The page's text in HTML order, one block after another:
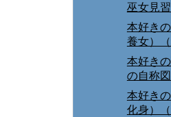
巫女見
本好き
養女）
本好き
の自称
本好き
化身）